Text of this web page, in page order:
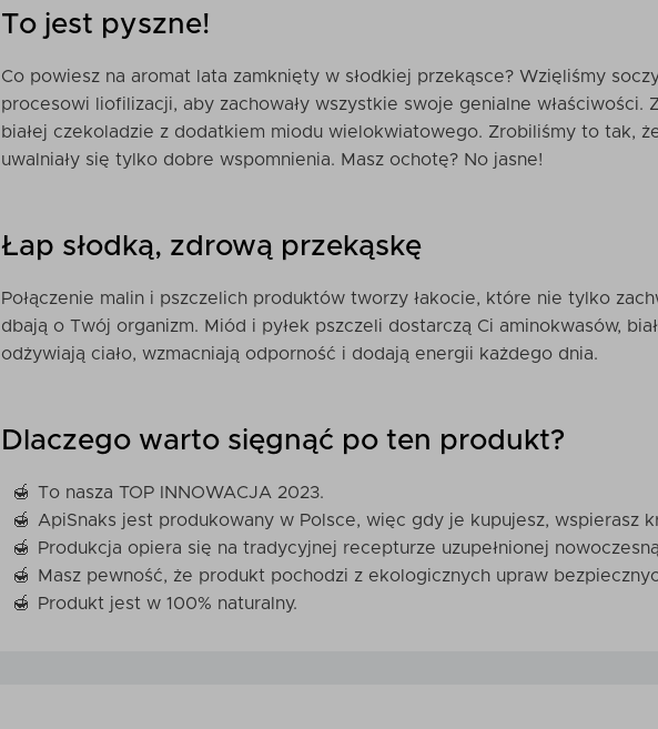
To jest pyszne!
Co powiesz na aromat lata zamknięty w słodkiej przekąsce? Wzięliśmy
procesowi liofilizacji, aby zachowały wszystkie swoje genialne właściwości.
białej czekoladzie z dodatkiem miodu wielokwiatowego. Zrobiliśmy to tak,
uwalniały się tylko dobre wspomnienia. Masz ochotę? No jasne!
Łap słodką, zdrową przekąskę
Połączenie malin i pszczelich produktów tworzy łakocie, które nie tylko
dbają o Twój organizm. Miód i pyłek pszczeli dostarczą Ci aminokwasów,
odżywiają ciało, wzmacniają odporność i dodają energii każdego dnia.
Dlaczego warto sięgnąć po ten produkt?
To nasza TOP INNOWACJA 2023.
ApiSnaks jest produkowany w Polsce, więc gdy je kupujesz, wspierasz
Produkcja opiera się na tradycyjnej recepturze uzupełnionej
Masz pewność, że produkt pochodzi z ekologicznych upraw
Produkt jest w 100% naturalny.